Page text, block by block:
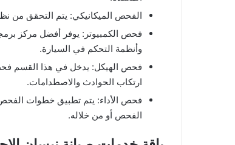
الفحص الميكانيكي: يتم التحقق من
فحص الكمبيوتر: يوفر أفضل مركز
وأنظمة التحكم في السيارة.
فحص الهيكل: يدخل في هذا القسم فحص
ارتكاب الحوادث والاصطدامات.
فحص الأداء: يتم تطبيق خطوات
الفحص أو من خلاله.